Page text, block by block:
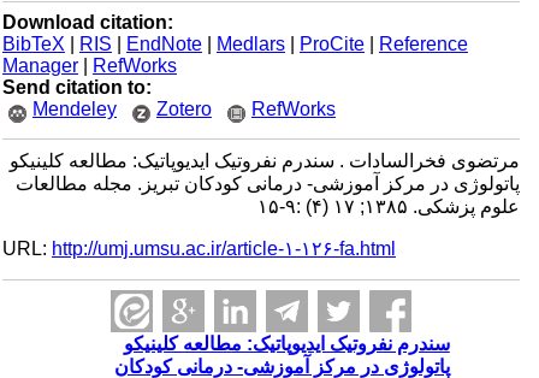
Download citation:
BibTeX
| RIS |EndNote |Medlars |ProCite |Reference
Manager
|RefWorks
Send citation to:
Mendeley
Zotero RefWorks
مرتضوی فخرالسادات . سندرم نفروتیک ایدیوپاتیک: مطالعه کلینیکو
پاتولوژی در مرکز آموزشی- درمانی کودکان تبریز. مجله مطالعات
علوم پزشکی. ۱۳۸۵; ۱۷ (۴) :۹-۱۵
URL:http://umj.umsu.ac.ir/article-۱-۱۲۶-fa.html
سندرم نفروتیک ایدیوپاتیک: مطالعه کلینیکو
پاتولوژی در مرکز آموزشی- درمانی کودکان